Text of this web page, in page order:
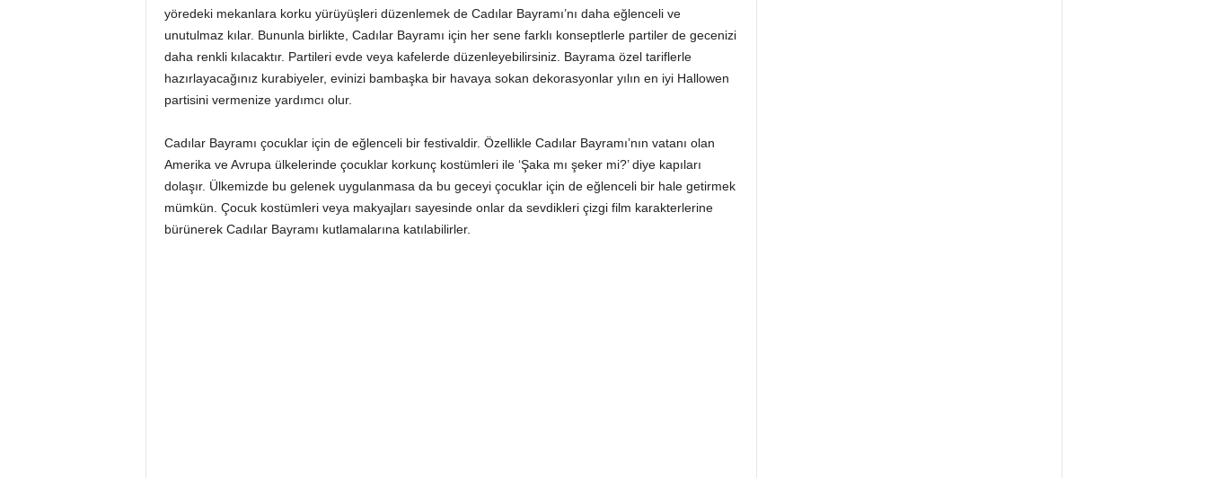
yöredeki mekanlara korku yürüyüşleri düzenlemek de Cadılar Bayramı’nı daha eğlenceli ve
unutulmaz kılar. Bununla birlikte, Cadılar Bayramı için her sene farklı konseptlerle partiler de gecenizi
daha renkli kılacaktır. Partileri evde veya kafelerde düzenleyebilirsiniz. Bayrama özel tariflerle
hazırlayacağınız kurabiyeler, evinizi bambaşka bir havaya sokan dekorasyonlar yılın en iyi Hallowen
partisini vermenize yardımcı olur.
Cadılar Bayramı çocuklar için de eğlenceli bir festivaldir. Özellikle Cadılar Bayramı’nın vatanı olan
Amerika ve Avrupa ülkelerinde çocuklar korkunç kostümleri ile ‘Şaka mı şeker mi?’ diye kapıları
dolaşır. Ülkemizde bu gelenek uygulanmasa da bu geceyi çocuklar için de eğlenceli bir hale getirmek
mümkün. Çocuk kostümleri veya makyajları sayesinde onlar da sevdikleri çizgi film karakterlerine
bürünerek Cadılar Bayramı kutlamalarına katılabilirler.